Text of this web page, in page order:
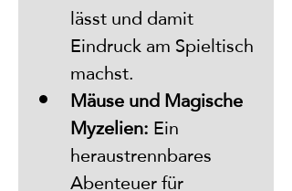
lässt und damit
Eindruck am Spieltisch
machst.
Mäuse und Magische
Myzelien: Ein
heraustrennbares
Abenteuer für